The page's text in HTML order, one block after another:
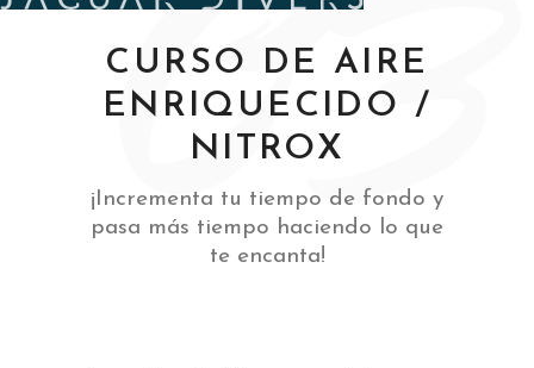
CURSO DE AIRE
ENRIQUECIDO /
NITROX
¡Incrementa tu tiempo de fondo y
pasa más tiempo haciendo lo que
te encanta!